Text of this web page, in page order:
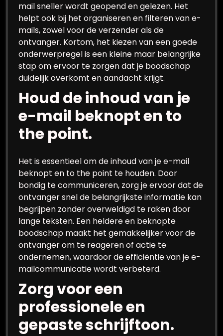
mail sneller wordt geopend en gelezen. Het
helpt ook bij het organiseren en filteren van e-
mails, zowel voor de verzender als de
ontvanger. Kortom, het kiezen van een goede
onderwerpregel is een kleine maar belangrijke
stap om ervoor te zorgen dat je boodschap
duidelijk overkomt en aandacht krijgt.
Houd de inhoud van je
e-mail beknopt en to
the point.
Het is essentieel om de inhoud van je e-mail
beknopt en to the point te houden. Door
bondig te communiceren, zorg je ervoor dat de
ontvanger snel de belangrijkste informatie kan
begrijpen zonder overweldigd te raken door
lange teksten. Een heldere en beknopte
boodschap maakt het gemakkelijker voor de
ontvanger om te reageren of actie te
ondernemen, waardoor de efficiëntie van je e-
mailcommunicatie wordt verbeterd.
Zorg voor een
professionele en
gepaste schrijftoon.